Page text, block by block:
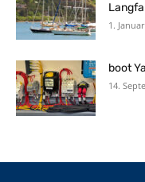
1.
boot
14.